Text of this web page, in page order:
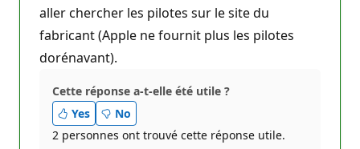
aller chercher les pilotes sur le site du
fabricant (Apple ne fournit plus les pilotes
dorénavant).
Cette réponse a-t-elle été utile ?
Yes
No
2 personnes ont trouvé cette réponse utile.